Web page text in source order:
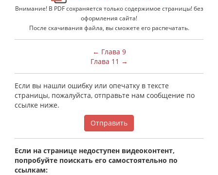
Внимание! В PDF сохраняется только содержимое страницы! без
оформления сайта!
После скачивания файла, вы сможете его распечатать.
← Глава 9
Глава 11 →
Если вы нашли ошибку или опечатку в тексте
страницы, пожалуйста, отправьте нам сообщение по
ссылке ниже.
Отправить
Если на странице недоступен видеоконтент,
попробуйте поискать его самостоятельно по
ссылкам: